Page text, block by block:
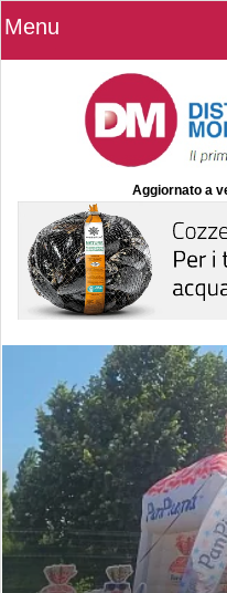
Menu
Aggiornato a